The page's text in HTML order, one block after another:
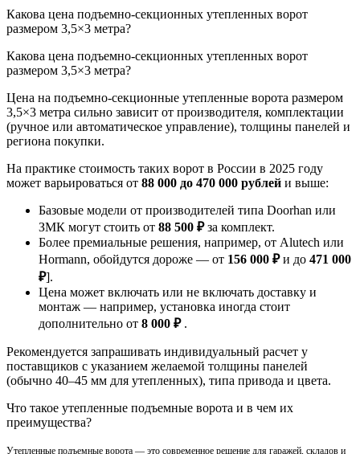
Какова цена подъемно-секционных утепленных ворот
размером 3,5×3 метра?
Какова цена подъемно-секционных утепленных ворот
размером 3,5×3 метра?
Цена на подъемно-секционные утепленные ворота размером
3,5×3 метра сильно зависит от производителя, комплектации
(ручное или автоматическое управление), толщины панелей и
региона покупки.
На практике стоимость таких ворот в России в 2025 году
может варьироваться от 88 000 до 470 000 рублей и выше:
Базовые модели от производителей типа Doorhan или
ЗМК могут стоить от 88 500 ₽за комплект.
Более премиальные решения, например, от Alutech или
Hormann, обойдутся дороже — от 156 000 ₽и до 471 000
₽].
Цена может включать или не включать доставку и
монтаж — например, установка иногда стоит
дополнительно от 8 000 ₽.
Рекомендуется запрашивать индивидуальный расчет у
поставщиков с указанием желаемой толщины панелей
(обычно 40–45 мм для утепленных), типа привода и цвета.
Что такое утепленные подъемные ворота и в чем их
преимущества?
Утепленные подъемные ворота — это современное решение для гаражей, складов и